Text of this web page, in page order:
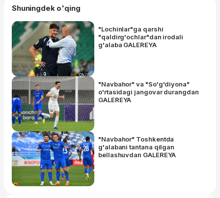
Shuningdek o'qing
"Lochinlar"ga qarshi
"qaldirg'ochlar"dan irodali
g'alaba GALEREYA
"Navbahor" va "So'g'diyona"
o'rtasidagi jangovar durangdan
GALEREYA
"Navbahor" Toshkentda
g'alabani tantana qilgan
bellashuvdan GALEREYA